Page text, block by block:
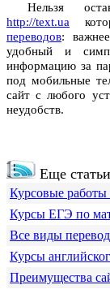
Нельзя
http://text.ua
переводов:
удобный и
информацию за
под мобильные
сайт с любого
неудобств.
Еще
Курсовые
Курсы ЕГЭ по
Все виды
Курсы
Преимущества